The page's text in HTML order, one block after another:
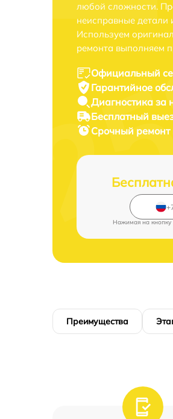
любой сложности.
неисправные детали
Используем
ремонта выполняем
Официальный
Гарантийное
Диагностика за
Бесплатный
Срочный ремонт
Нажимая на кнопку
Преимущества